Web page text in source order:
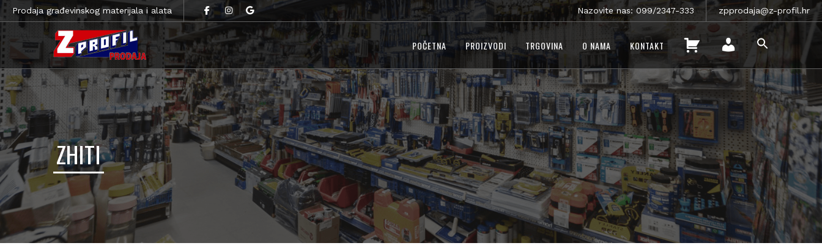
Prodaja građevinskog materijala i alata Nazovite nas: 099/2347-333 zpprodaja@z-profil.hr
POČETNA PROIZVODI TRGOVINA O NAMA KONTAKT
Š
A
R
I
C
A
M
O
J
R
U
N
SEARCH BUTTON
ZHITI